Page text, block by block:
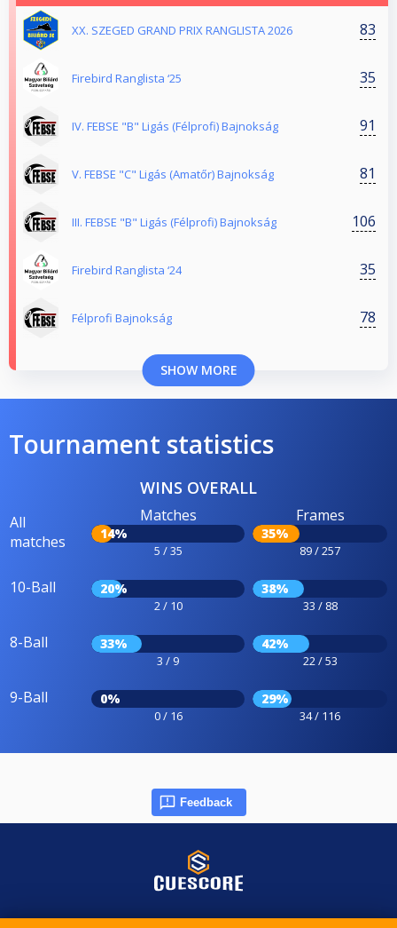
XX. SZEGED GRAND PRIX RANGLISTA 2026 83
Firebird Ranglista ‘25 35
IV. FEBSE "B" Ligás (Félprofi) Bajnokság 91
V. FEBSE "C" Ligás (Amatőr) Bajnokság 81
III. FEBSE "B" Ligás (Félprofi) Bajnokság 106
Firebird Ranglista ‘24 35
Félprofi Bajnokság 78
SHOW MORE
Tournament statistics
WINS OVERALL
All
matches
Matches
14%
5 / 35
Frames
35%
89 / 257
10-Ball 20%
2 / 10
38%
33 / 88
8-Ball 33%
3 / 9
42%
22 / 53
9-Ball 0%
0 / 16
29%
34 / 116
Feedback